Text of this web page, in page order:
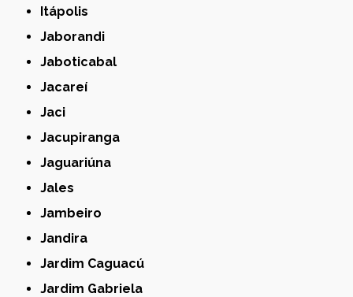
Itápolis
Jaborandi
Jaboticabal
Jacareí
Jaci
Jacupiranga
Jaguariúna
Jales
Jambeiro
Jandira
Jardim Caguacú
Jardim Gabriela